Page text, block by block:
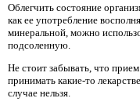
Облегчить состояние
как ее употребление
минеральной, можно
подсоленную.
Не стоит забывать, что
принимать какие-то
случае нельзя.